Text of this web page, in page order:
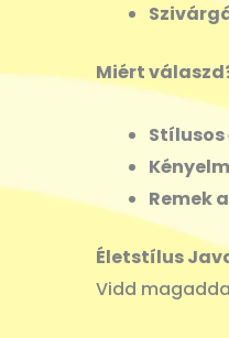
Miért
Stílusos
Remek
Életstílus
Vidd